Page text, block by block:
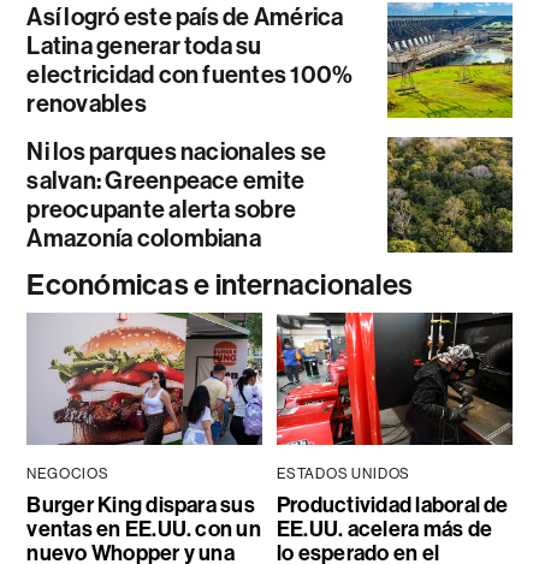
Así logró este país de América
Latina generar toda su
electricidad con fuentes 100%
renovables
Ni los parques nacionales se
salvan: Greenpeace emite
preocupante alerta sobre
Amazonía colombiana
Económicas e internacionales
NEGOCIOS
Burger King dispara sus
ventas en EE.UU. con un
nuevo Whopper y una
ESTADOS UNIDOS
Productividad laboral de
EE.UU. acelera más de
lo esperado en el